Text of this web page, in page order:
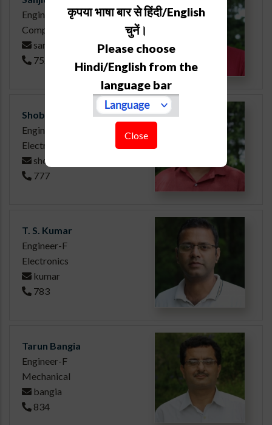
Engineer-E
Computer
sanjit
752
Shobhit Yadav
Engineer-E
Electronics
shobhit
777
T. S. Kumar
Engineer-F
Electronics
kumar
783
Tarun Bangia
Engineer-F
Mechanical
bangia
834
कृपया भाषा बार से हिंदी/English
चुनें।
Please choose
Hindi/English from the
language bar
Close